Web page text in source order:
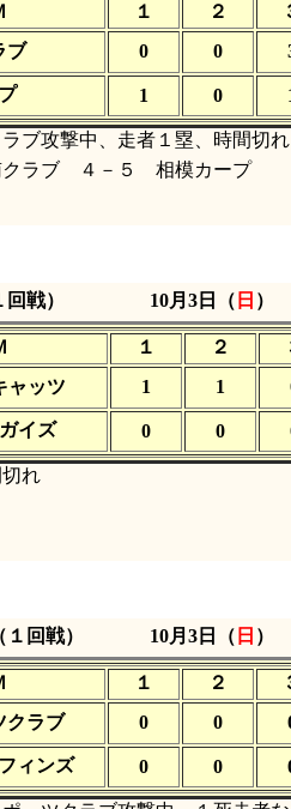
１ ２
ブ
0 0
1 0
ブ攻撃中、走者１塁、時間切
ラブ ４－５ 相模カープ
戦） 10月3日（ 日 ）
１ ２
ャッツ
1 1
イズ 0 0
れ
回戦） 10月3日（ 日 ）
１ ２
クラブ
0 0
ィンズ 0 0